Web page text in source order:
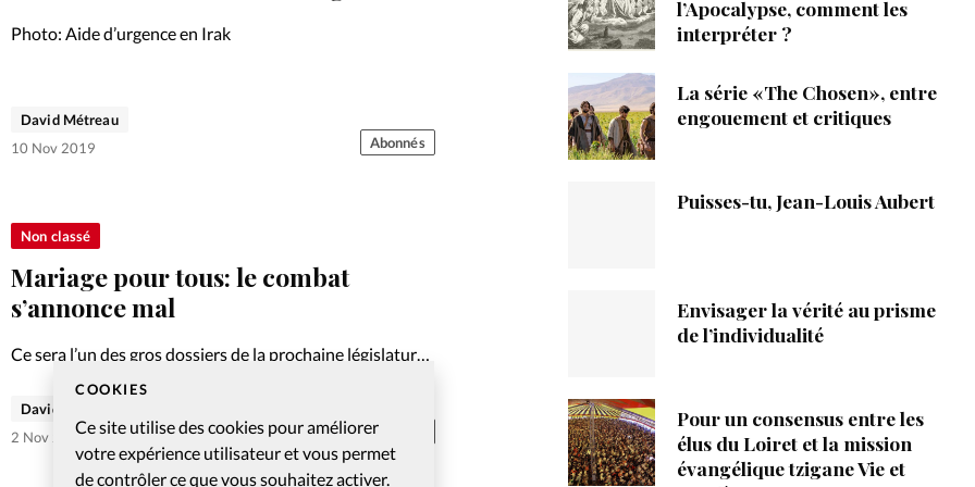
COOKIES
Ce site utilise des cookies pour améliorer
votre expérience utilisateur et vous permet
de contrôler ce que vous souhaitez activer.
Emploi
Photo: Aide d’urgence en Irak
David Métreau
10 Nov 2019
Abonnés
Non classé
Mariage pour tous: le combat
s’annonce mal
Ce sera l’un des gros dossiers de la prochaine législature.
Au mois de juin, le RES avait fait part de son opposition
au projet parlementaire en consultation. Le point avec
son porte-parole.
David Métreau
2 Nov 2019
Abonnés
l’Apocalypse, comment les
interpréter ?
La série «The Chosen», entre
engouement et critiques
Puisses-tu, Jean-Louis Aubert
Envisager la vérité au prisme
de l’individualité
Pour un consensus entre les
élus du Loiret et la mission
évangélique tzigane Vie et